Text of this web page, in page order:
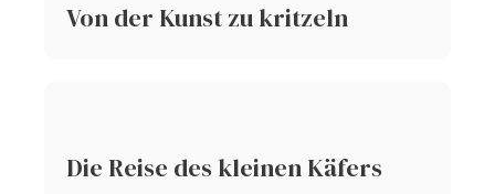
Von der Kunst zu kritzeln
Die Reise des kleinen Käfers